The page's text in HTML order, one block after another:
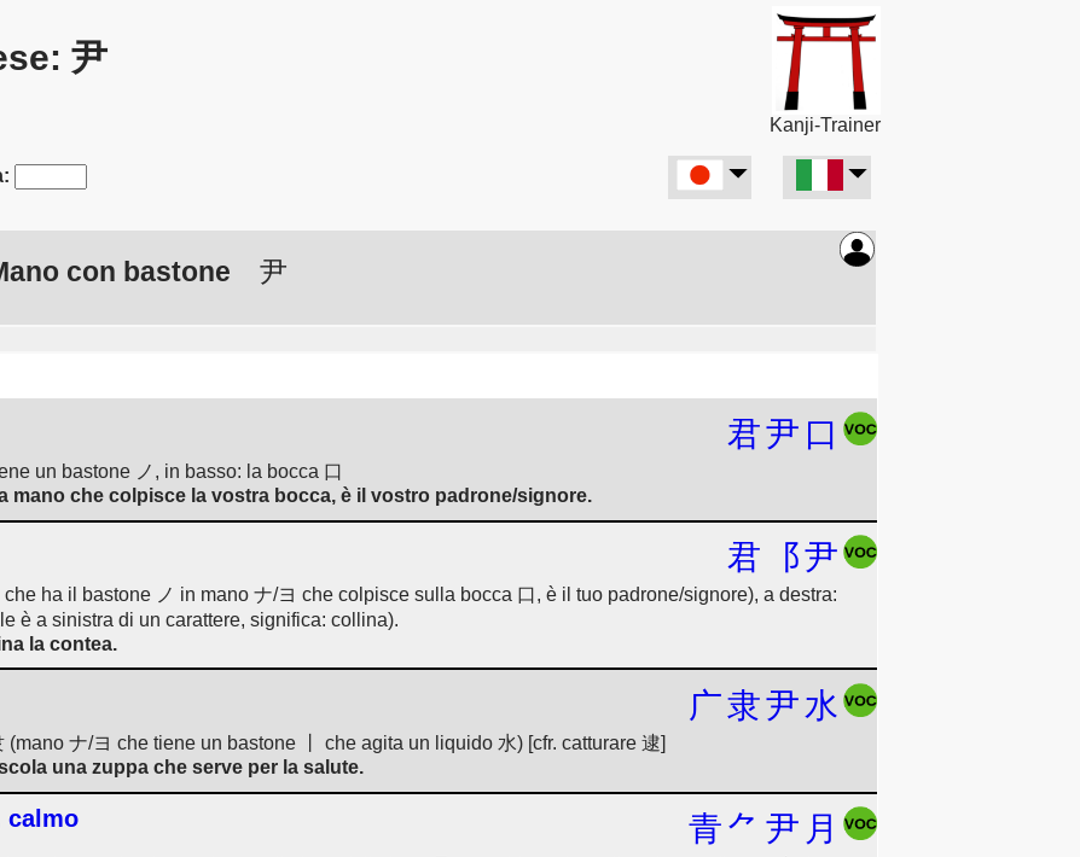
尹
Kanji-Trainer
con bastone 尹
君尹 口
un bastone ノ, in basso: la bocca 口
mano che colpisce la vostra bocca, è il vostro padrone/signore.
君 ⻏尹
ha il bastone ノ in mano ナ/ヨ che colpisce sulla bocca 口, è il tuo padrone/signore), a destra:
è a sinistra di un carattere, significa: collina).
la contea.
广隶尹水
(mano ナ/ヨ che tiene un bastone 丨 che agita un liquido 水) [cfr. catturare 逮]
una zuppa che serve per la salute.
calmo 青⺈ 尹 月